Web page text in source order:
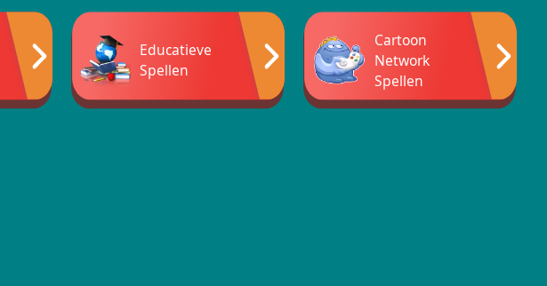
Educatieve
Spellen
Cartoon
Network
Spellen